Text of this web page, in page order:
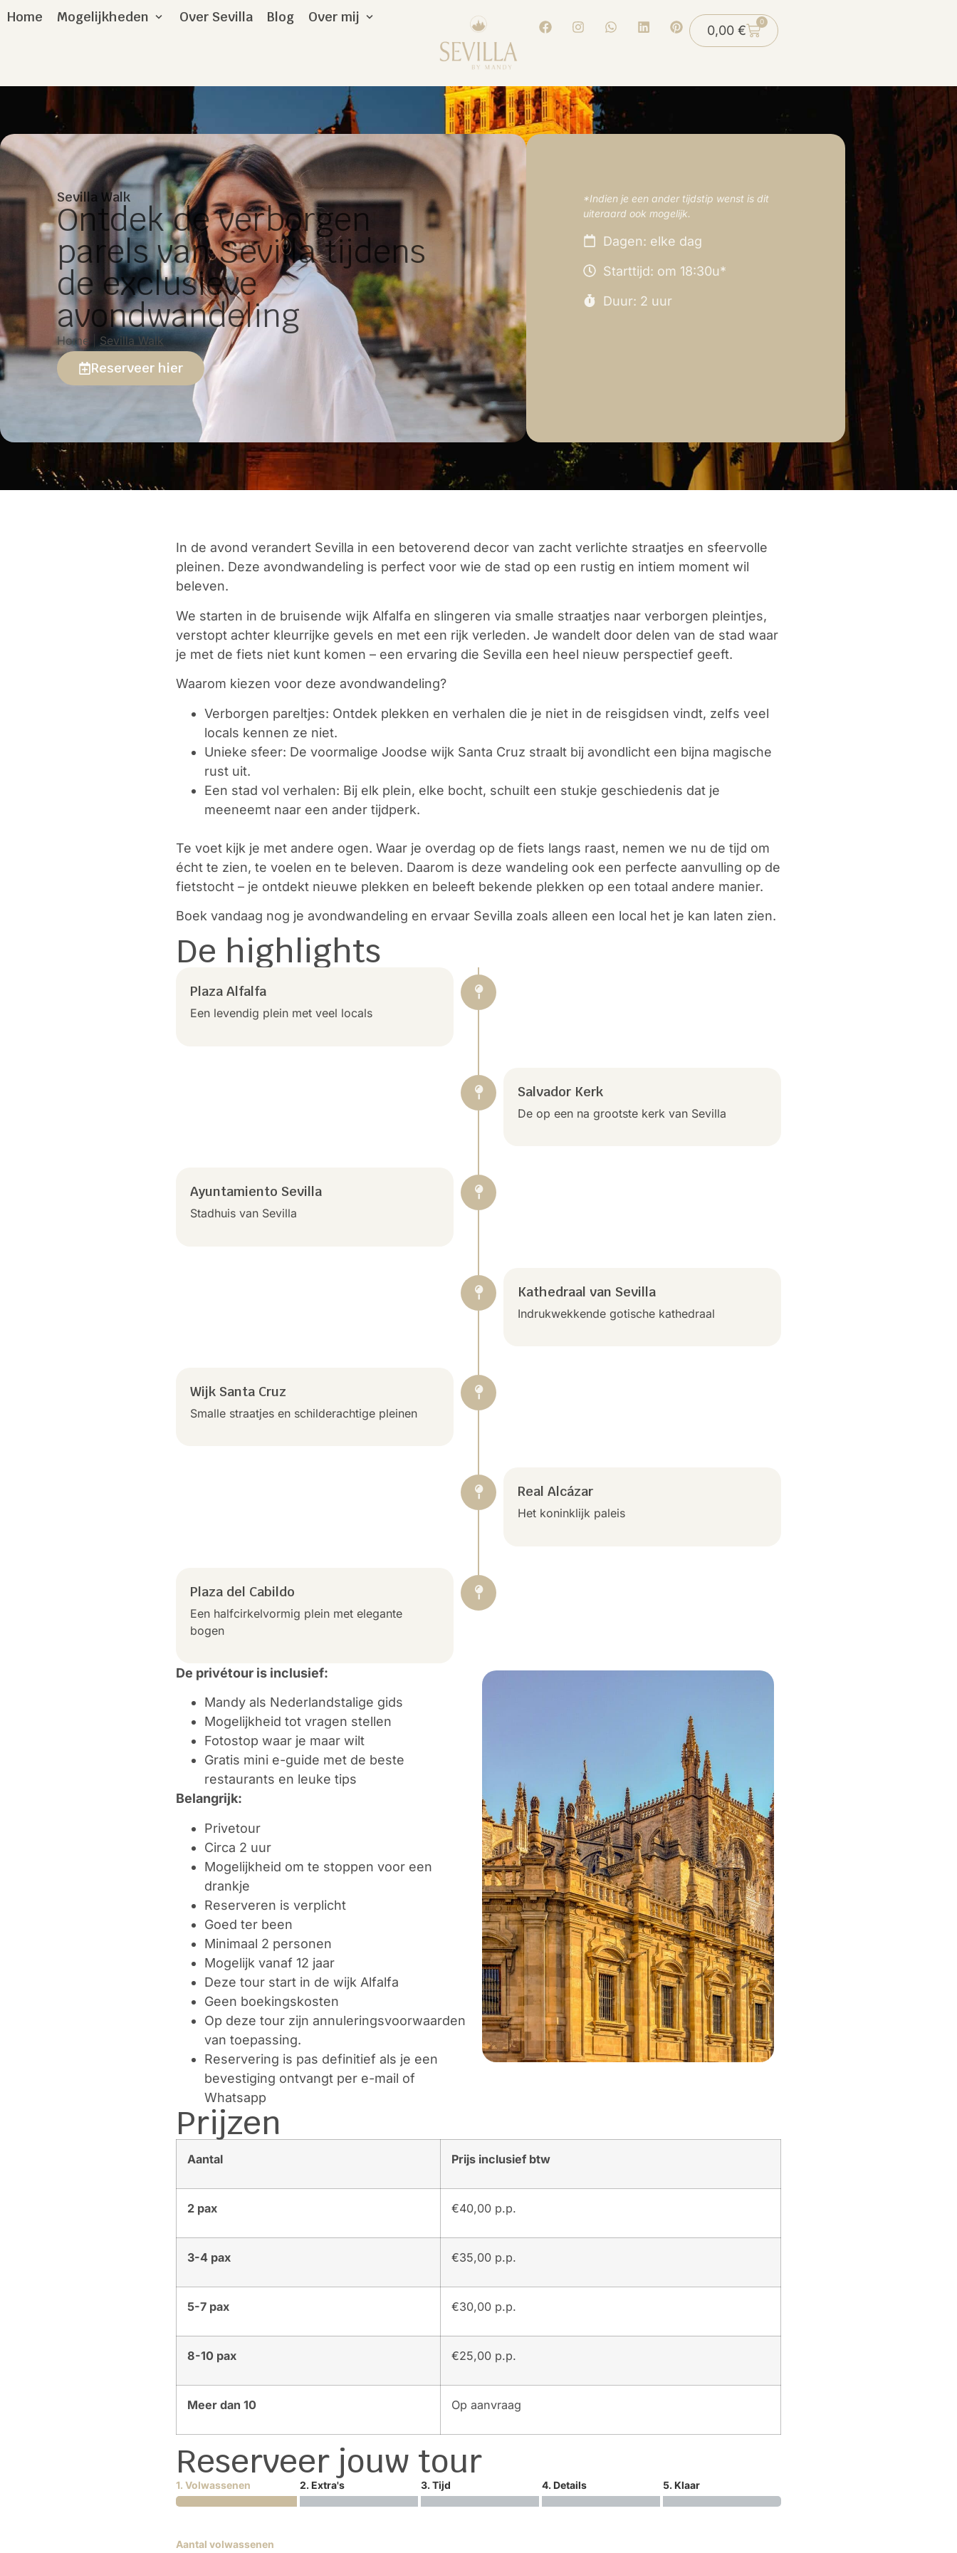
Home Mogelijkheden Over Sevilla Blog Over mij
0,00€
0
Sevilla Walk
Ontdek de verborgen
parels van Sevilla tijdens
de exclusieve
avondwandeling
Home Sevilla Walk
Reserveer hier
*Indien je een ander tijdstip wenst is dit
uiteraard ook mogelijk.
Dagen: elke dag
Starttijd: om 18:30u*
Duur: 2 uur
In de avond verandert Sevilla in een betoverend decor van zacht verlichte straatjes en sfeervolle
pleinen. Deze avondwandeling is perfect voor wie de stad op een rustig en intiem moment wil
beleven.
We starten in de bruisende wijk Alfalfa en slingeren via smalle straatjes naar verborgen pleintjes,
verstopt achter kleurrijke gevels en met een rijk verleden. Je wandelt door delen van de stad waar
je met de fiets niet kunt komen – een ervaring die Sevilla een heel nieuw perspectief geeft.
Waarom kiezen voor deze avondwandeling?
Verborgen pareltjes: Ontdek plekken en verhalen die je niet in de reisgidsen vindt, zelfs veel
locals kennen ze niet.
Unieke sfeer: De voormalige Joodse wijk Santa Cruz straalt bij avondlicht een bijna magische
rust uit.
Een stad vol verhalen: Bij elk plein, elke bocht, schuilt een stukje geschiedenis dat je
meeneemt naar een ander tijdperk.
Te voet kijk je met andere ogen. Waar je overdag op de fiets langs raast, nemen we nu de tijd om
écht te zien, te voelen en te beleven. Daarom is deze wandeling ook een perfecte aanvulling op de
fietstocht – je ontdekt nieuwe plekken en beleeft bekende plekken op een totaal andere manier.
Boek vandaag nog je avondwandeling en ervaar Sevilla zoals alleen een local het je kan laten zien.
De highlights
Plaza Alfalfa
Een levendig plein met veel locals
Salvador Kerk
De op een na grootste kerk van Sevilla
Ayuntamiento Sevilla
Stadhuis van Sevilla
Kathedraal van Sevilla
Indrukwekkende gotische kathedraal
Wijk Santa Cruz
Smalle straatjes en schilderachtige pleinen
Real Alcázar
Het koninklijk paleis
Plaza del Cabildo
Een halfcirkelvormig plein met elegante
bogen
De privétour is inclusief:
Mandy als Nederlandstalige gids
Mogelijkheid tot vragen stellen
Fotostop waar je maar wilt
Gratis mini e-guide met de beste
restaurants en leuke tips
Belangrijk:
Privetour
Circa 2 uur
Mogelijkheid om te stoppen voor een
drankje
Reserveren is verplicht
Goed ter been
Minimaal 2 personen
Mogelijk vanaf 12 jaar
Deze tour start in de wijk Alfalfa
Geen boekingskosten
Op deze tour zijn annuleringsvoorwaarden
van toepassing.
Reservering is pas definitief als je een
bevestiging ontvangt per e-mail of
Whatsapp
Prijzen
Aantal Prijs inclusief btw
2 pax €40,00 p.p.
3-4 pax €35,00 p.p.
5-7 pax €30,00 p.p.
8-10 pax €25,00 p.p.
Meer dan 10 Op aanvraag
Reserveer jouw tour
1. Volwassenen 2. Extra's 3. Tijd 4. Details 5. Klaar
Aantal volwassenen